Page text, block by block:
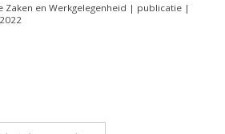
Zaken en Werkgelegenheid | publicatie |